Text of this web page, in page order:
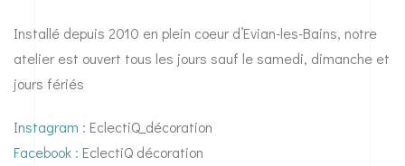
Installé depuis 2010 en plein coeur d’Evian-les-Bains, notre
atelier est ouvert tous les jours sauf le samedi, dimanche et
jours fériés
Instagram : EclectiQ_décoration
Facebook : EclectiQ décoration